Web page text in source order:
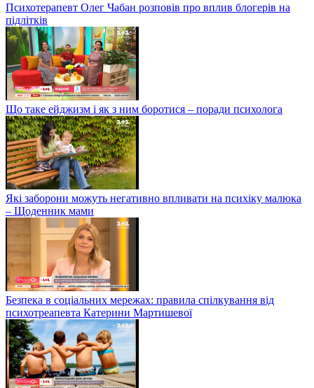
Психотерапевт Олег Чабан розповів про вплив блогерів на
підлітків
Що таке ейджизм і як з ним боротися – поради психолога
Які заборони можуть негативно впливати на психіку малюка
– Щоденник мами
Безпека в соціальних мережах: правила спілкування від
психотреапевта Катерини Мартишевої